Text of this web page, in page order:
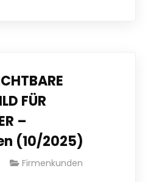
FÜR
–
(10/2025)
Firmenkunden